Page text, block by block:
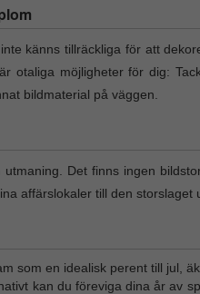
känns tillräckliga för att
otaliga möjligheter för dig:
bildmaterial på väggen.
Det finns ingen
affärslokaler till den storslaget
som en idealisk perent till jul,
kan du föreviga dina år av